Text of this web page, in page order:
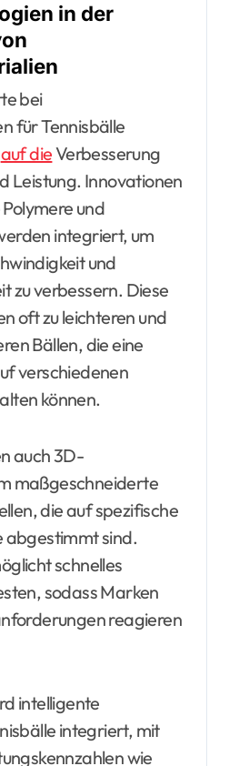
in der
bei
für Tennisbälle
auf dieVerbesserung
Leistung. Innovationen
und
integriert, um
und
zu verbessern. Diese
oft zu leichteren und
Bällen, die eine
verschiedenen
können.
auch 3D-
maßgeschneiderte
die auf spezifische
abgestimmt sind.
schnelles
sodass Marken
reagieren
intelligente
integriert, mit
wie